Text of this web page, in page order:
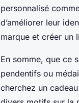
personnalisé
d’améliorer leur
marque et créer un
En somme, que ce
pendentifs ou
cherchez un